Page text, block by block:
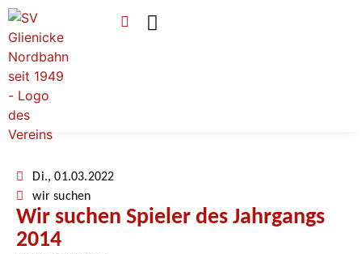
Di., 01.03.2022
wir suchen
Wir suchen Spieler des Jahrgangs
2014